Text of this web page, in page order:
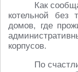
Как
котельной без
домов, где
корпусов.
По